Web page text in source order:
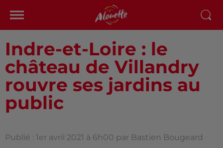
Indre-et-Loire : le
château de Villandry
rouvre ses jardins au
public
Publié : 1er avril 2021 à 6h00 par Bastien Bougeard